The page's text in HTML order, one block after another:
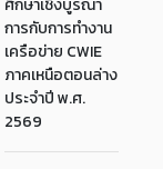
ศึกษาเชิงบูรณา
การกับการทำงาน
เครือข่าย CWIE
ภาคเหนือตอนล่าง
ประจำปี พ.ศ.
2569